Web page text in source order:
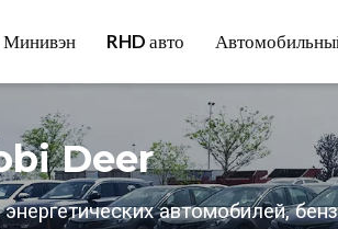
Минивэн RHD авто
Deer
автомобилей,